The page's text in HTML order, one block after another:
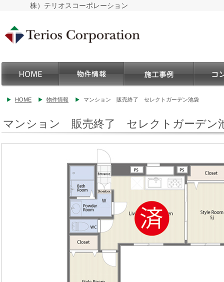
株）テリオスコーポレーション
HOME 物件情報 マンション 販売終了 セレクトガーデン池袋
マンション 販売終了 セレクトガーデン